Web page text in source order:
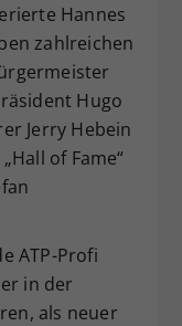
Hannes
zahlreichen
Hugo
Jerry Hebein
of Fame“
ATP-Profi
in der
als neuer